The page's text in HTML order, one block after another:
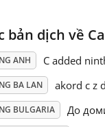
bản dịch về
ANH C added
BA LAN akord c z
BULGARIA До